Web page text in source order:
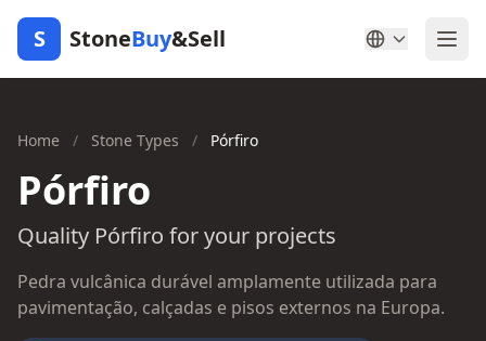
S StoneBuy&Sell
Home / Stone Types / Pórfiro
Pórfiro
Quality Pórfiro for your projects
Pedra vulcânica durável amplamente utilizada para
pavimentação, calçadas e pisos externos na Europa.